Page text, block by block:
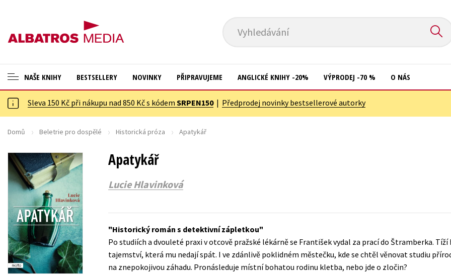
Vyhledávání
NAŠE KNIHY
ANGLICKÉ KNIHY -20 %
VÝPRODEJ -70 %
ASTERIX S DÁRKEM
🎁DÁRKOVÉ PUBLIKACE
✉️ DÁRKOVÉ POUKAZY
Auto - moto
Beletrie pro děti
Beletrie pro dospělé
Cestování
Dárkové publikace
Digitální fotografie
Esoterika a duchovní svět
Hobby
Jazyky
Kalendáře
Populárně - naučná pro dospělé
Populárně - naučné pro děti
Předškoláci
Young adult (SK)
Zahraniční literatura
BESTSELLERY NOVINKY PŘIPRAVUJEME ANGLICKÉ KNIHY -20% VÝPRODEJ -70 % O NÁS
Sleva 150 Kč při nákupu nad 850 Kč s kódem SRPEN150| Předprodej novinky bestsellerové autorky
Domů Beletrie pro dospělé Historická próza Apatykář
Apatykář
Lucie Hlavinková
Historický román s detektivní zápletkou
Po studiích a dvouleté praxi v otcově pražské lékárně se František vydal za prací do Štramberka.
tajemství, která mu nedají spát. I ve zdánlivě poklidném městečku, kde se chtěl věnovat studiu
na znepokojivou záhadu. Pronásleduje místní bohatou rodinu kletba, nebo jde o zločin?